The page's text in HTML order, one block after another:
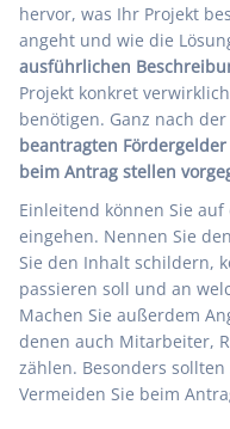
hervor, was Ihr Projekt
angeht und wie die
ausführlichen
Projekt konkret
benötigen. Ganz nach
beantragten
beim Antrag stellen
Einleitend können Sie
eingehen. Nennen Sie
Sie den Inhalt schildern,
passieren soll und an
Machen Sie außerdem
denen auch Mitarbeiter,
zählen. Besonders
Vermeiden Sie beim